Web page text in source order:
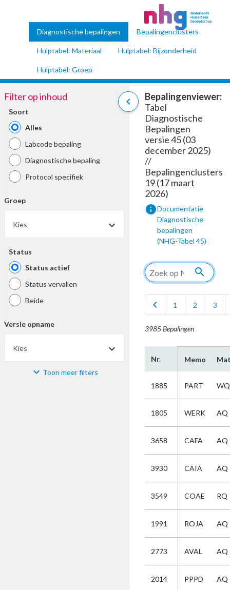
Diagnostische bepalingen Bepalingenclusters
Hulptabel: Materiaal Hulptabel: Bijzonderheid
Hulptabel: Groep
chevron_left
Filter op inhoud
Soort
Alles
Labcode bepaling
Diagnostische bepaling
Protocol specifiek
Groep
Kies
Status
Status actief
Status vervallen
Beide
Versie opname
Kies
Materiaal Toon meer filters
Bepalingenviewer:
Tabel
Diagnostische
Bepalingen
versie 45 (03
december 2025)
//
Bepalingenclusters
19 (17 maart
2026)
infoDocumentatie
Diagnostische
bepalingen
(NHG-Tabel 45)
search
chevron_left 1 2 3
3985 Bepalingen
Nr. Memo
1885 PART WQ
1805 WERK AQ
3658 CAFA AQ
3930 CAIA AQ
3549 COAE RQ
1991 ROJA AQ
2773 AVAL AQ
2014 PPPD AQ